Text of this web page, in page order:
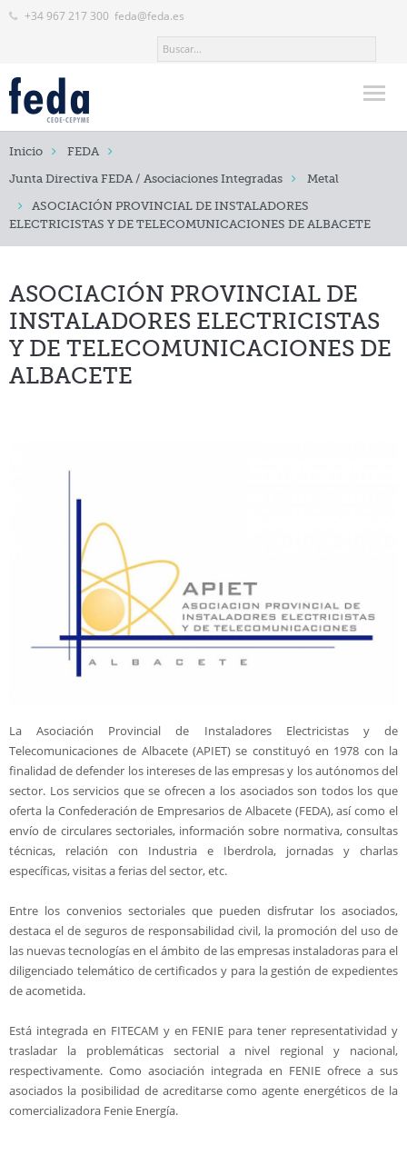
+34 967 217 300 feda@feda.es
Inicio
FEDA
Quienes somos
Junta Directiva FEDA / Asociaciones Integradas
Juntas Locales Delegaciones
Organos de gobierno
Nuestro Equipo
Canal Ético de FEDA
40 Aniversario FEDA
Actualidad
Valor añadido
Contacto
Inicio FEDA
Junta Directiva FEDA / Asociaciones Integradas Metal
ASOCIACIÓN PROVINCIAL DE INSTALADORES
ELECTRICISTAS Y DE TELECOMUNICACIONES DE ALBACETE
ASOCIACIÓN PROVINCIAL DE
INSTALADORES ELECTRICISTAS
Y DE TELECOMUNICACIONES DE
ALBACETE
La Asociación Provincial de Instaladores Electricistas y de
Telecomunicaciones de Albacete (APIET) se constituyó en 1978 con la
finalidad de defender los intereses de las empresas y los autónomos del
sector. Los servicios que se ofrecen a los asociados son todos los que
oferta la Confederación de Empresarios de Albacete (FEDA), así como el
envío de circulares sectoriales, información sobre normativa, consultas
técnicas, relación con Industria e Iberdrola, jornadas y charlas
específicas, visitas a ferias del sector, etc.
Entre los convenios sectoriales que pueden disfrutar los asociados,
destaca el de seguros de responsabilidad civil, la promoción del uso de
las nuevas tecnologías en el ámbito de las empresas instaladoras para el
diligenciado telemático de certificados y para la gestión de expedientes
de acometida.
Está integrada en FITECAM y en FENIE para tener representatividad y
trasladar la problemáticas sectorial a nivel regional y nacional,
respectivamente. Como asociación integrada en FENIE ofrece a sus
asociados la posibilidad de acreditarse como agente energéticos de la
comercializadora Fenie Energía.